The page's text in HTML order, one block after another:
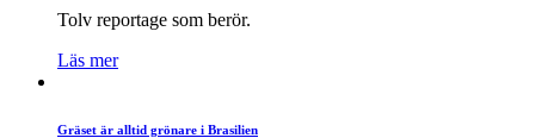
Tolv reportage som berör.
Läs mer
Gräset är alltid grönare i Brasilien